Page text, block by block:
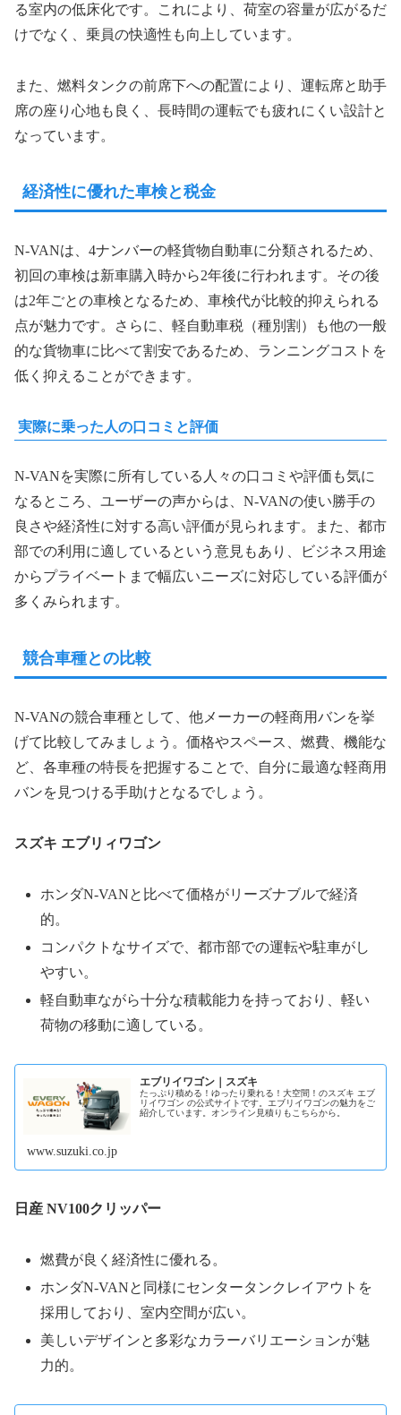
る室内の低床化です。これにより、荷室の容量が広がるだ
けでなく、乗員の快適性も向上しています。
また、燃料タンクの前席下への配置により、運転席と助手
席の座り心地も良く、長時間の運転でも疲れにくい設計と
なっています。
経済性に優れた車検と税金
N-VANは、4ナンバーの軽貨物自動車に分類されるため、
初回の車検は新車購入時から2年後に行われます。その後
は2年ごとの車検となるため、車検代が比較的抑えられる
点が魅力です。さらに、軽自動車税（種別割）も他の一般
的な貨物車に比べて割安であるため、ランニングコストを
低く抑えることができます。
実際に乗った人の口コミと評価
N-VANを実際に所有している人々の口コミや評価も気に
なるところ、ユーザーの声からは、N-VANの使い勝手の
良さや経済性に対する高い評価が見られます。また、都市
部での利用に適しているという意見もあり、ビジネス用途
からプライベートまで幅広いニーズに対応している評価が
多くみられます。
競合車種との比較
N-VANの競合車種として、他メーカーの軽商用バンを挙
げて比較してみましょう。価格やスペース、燃費、機能な
ど、各車種の特長を把握することで、自分に最適な軽商用
バンを見つける手助けとなるでしょう。
スズキ エブリィワゴン
ホンダN-VANと比べて価格がリーズナブルで経済
的。
コンパクトなサイズで、都市部での運転や駐車がし
やすい。
軽自動車ながら十分な積載能力を持っており、軽い
荷物の移動に適している。
エブリイワゴン｜スズキ
たっぷり積める！ゆったり乗れる！大空間！のスズキ エブ
リイワゴン の公式サイトです。エブリイワゴンの魅力をご
紹介しています。オンライン見積りもこちらから。
www.suzuki.co.jp
日産 NV100クリッパー
燃費が良く経済性に優れる。
ホンダN-VANと同様にセンタータンクレイアウトを
採用しており、室内空間が広い。
美しいデザインと多彩なカラーバリエーションが魅
力的。